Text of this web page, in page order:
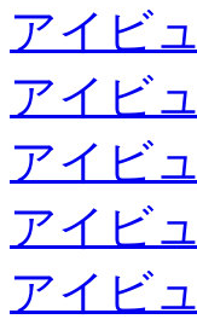
アイビ
アイビ
アイビ
アイビ
アイビ